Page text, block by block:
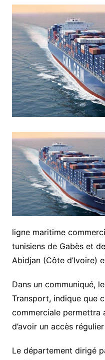
ligne maritime
tunisiens de Gabès et
Abidjan (Côte d’Ivoire)
Dans un communiqué,
Transport, indique que
commerciale permettra
d’avoir un accès
Le département dirigé